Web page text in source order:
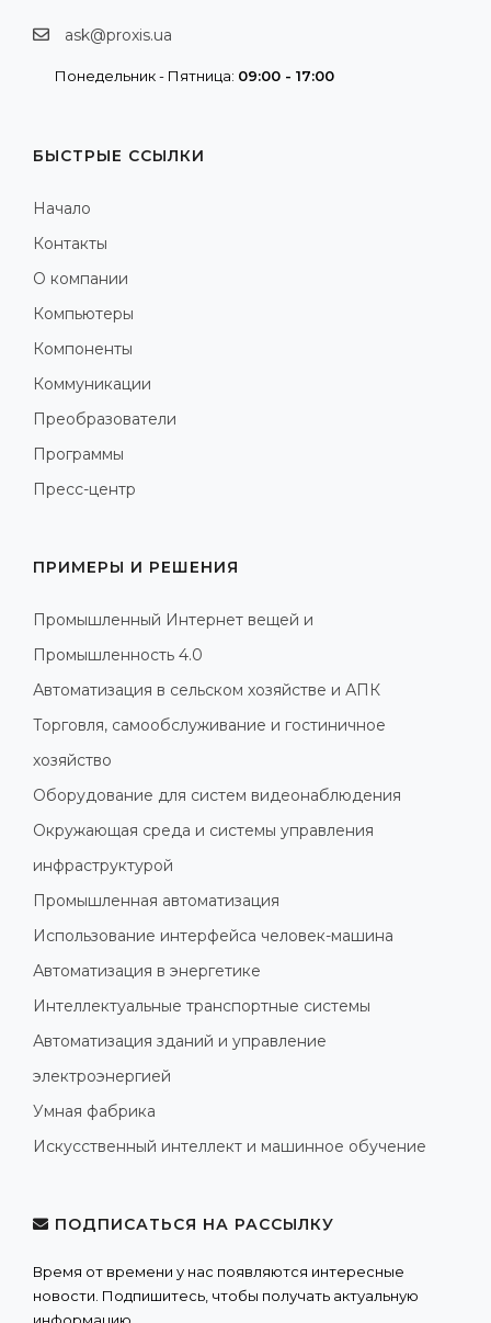
ask@proxis.ua
Понедельник - Пятница: 09:00 - 17:00
БЫСТРЫЕ ССЫЛКИ
Начало
Контакты
О компании
Компьютеры
Компоненты
Коммуникации
Преобразователи
Программы
Пресс-центр
ПРИМЕРЫ И РЕШЕНИЯ
Промышленный Интернет вещей и
Промышленность 4.0
Автоматизация в сельском хозяйстве и АПК
Торговля, самообслуживание и гостиничное
хозяйство
Оборудование для систем видеонаблюдения
Окружающая среда и системы управления
инфраструктурой
Промышленная автоматизация
Использование интерфейса человек-машина
Автоматизация в энергетике
Интеллектуальные транспортные системы
Автоматизация зданий и управление
электроэнергией
Умная фабрика
Искусственный интеллект и машинное обучение
ПОДПИСАТЬСЯ НА РАССЫЛКУ
Время от времени у нас появляются интересные
новости. Подпишитесь, чтобы получать актуальную
информацию.